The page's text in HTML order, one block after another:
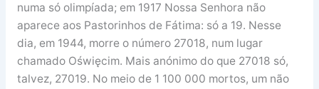
numa só olimpíada; em 1917 Nossa Senhora não
aparece aos Pastorinhos de Fátima: só a 19. Nesse
dia, em 1944, morre o número 27018, num lugar
chamado Oświęcim. Mais anónimo do que 27018 só,
talvez, 27019. No meio de 1 100 000 mortos, um não